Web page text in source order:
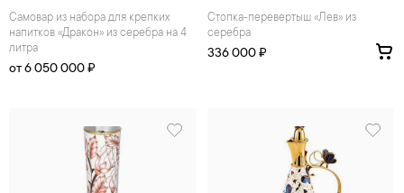
Самовар из набора для крепких
напитков «Дракон» из серебра на 4
литра
от 6 050 000 ₽
стопка-перевертыш «Лев» из
серебра
336 000 ₽